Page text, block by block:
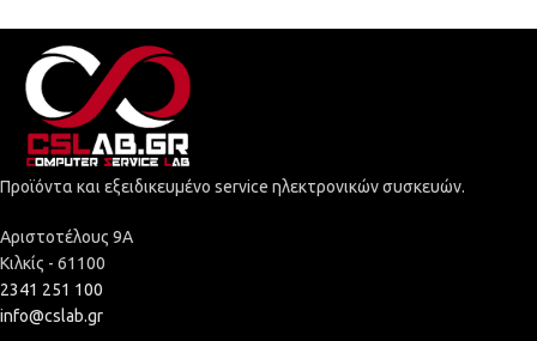
Προϊόντα και εξειδικευμένο service ηλεκτρονικών συσκευών.
Αριστοτέλους 9Α
Κιλκίς - 61100
2341 251 100
info@cslab.gr